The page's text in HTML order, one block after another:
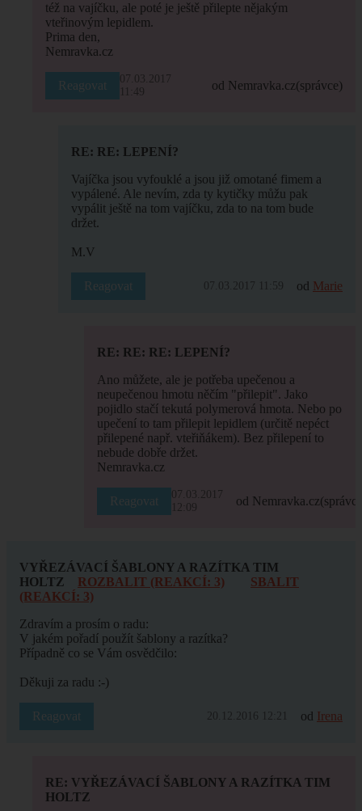
též na vajíčku, ale poté je ještě přilepte nějakým
vteřinovým lepidlem.
Prima den,
Nemravka.cz
Reagovat
07.03.2017
11:49
od Nemravka.cz(správce)
RE: RE: LEPENÍ?
Vajíčka jsou vyfouklé a jsou již omotané fimem a
vypálené. Ale nevím, zda ty kytičky můžu pak
vypálit ještě na tom vajíčku, zda to na tom bude
držet.
M.V
Reagovat 07.03.2017 11:59 od Marie
RE: RE: RE: LEPENÍ?
Ano můžete, ale je potřeba upečenou a
neupečenou hmotu něčím "přilepit". Jako
pojidlo stačí tekutá polymerová hmota. Nebo po
upečení to tam přilepit lepidlem (určitě nepéct
přilepené např. vteřiňákem). Bez přilepení to
nebude dobře držet.
Nemravka.cz
Reagovat
07.03.2017
12:09
od Nemravka.cz
VYŘEZÁVACÍ ŠABLONY A RAZÍTKA TIM
HOLTZ
ROZBALIT (REAKCÍ: 3)
SBALIT
(REAKCÍ: 3)
Zdravím a prosím o radu:
V jakém pořadí použít šablony a razítka?
Případně co se Vám osvědčilo:
Děkuji za radu :-)
Reagovat 20.12.2016 12:21 od Irena
RE: VYŘEZÁVACÍ ŠABLONY A RAZÍTKA TIM
HOLTZ